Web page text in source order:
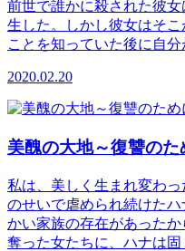
前世で誰かに殺された彼
生した。しかし彼女はそ
ことを知っていた後に自
2020.02.20
美醜の大地～復讐の
私は、美しく生まれ変わ
のせいで虐められ続けた
かい家族の存在があった
奪った女たちに、ハナは